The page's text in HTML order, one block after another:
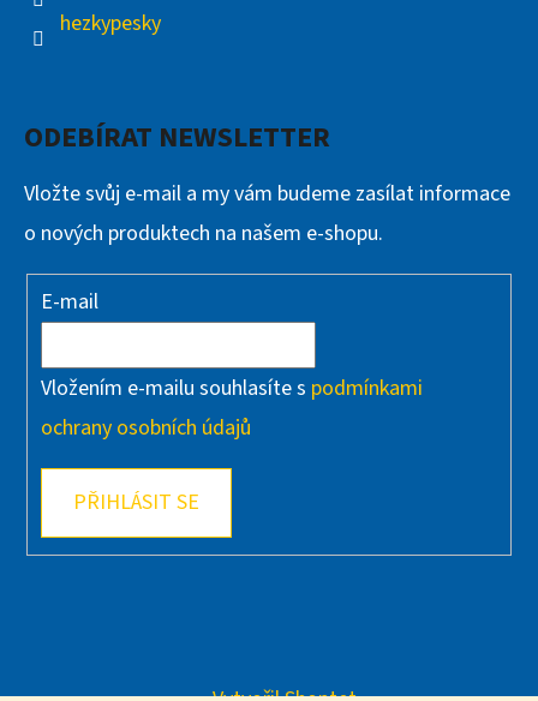
hezkypesky
ODEBÍRAT NEWSLETTER
Vložte svůj e-mail a my vám budeme zasílat informace
o nových produktech na našem e-shopu.
E-mail
Vložením e-mailu souhlasíte s podmínkami
ochrany osobních údajů
PŘIHLÁSIT SE